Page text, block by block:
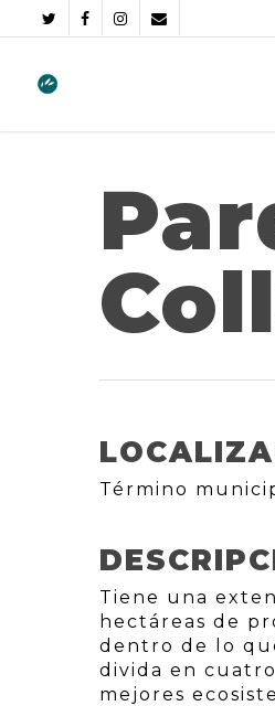
Término
Tiene una
hectáreas de
dentro de lo
divida en
mejores